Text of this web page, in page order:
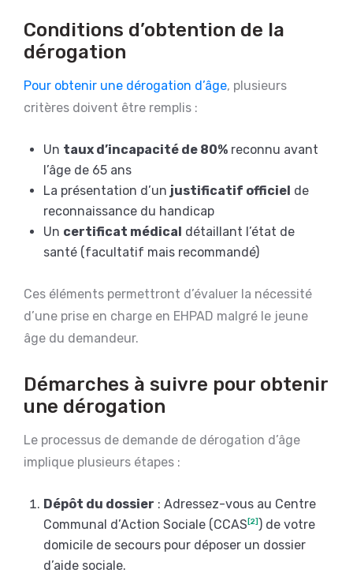
Conditions d’obtention de la
dérogation
Pour obtenir une dérogation d’âge, plusieurs
critères doivent être remplis :
Un taux d’incapacité de 80% reconnu avant
l’âge de 65 ans
La présentation d’un justificatif officiel de
reconnaissance du handicap
Un certificat médical détaillant l’état de
santé (facultatif mais recommandé)
Ces éléments permettront d’évaluer la nécessité
d’une prise en charge en EHPAD malgré le jeune
âge du demandeur.
Démarches à suivre pour obtenir
une dérogation
Le processus de demande de dérogation d’âge
implique plusieurs étapes :
Dépôt du dossier : Adressez-vous au Centre
Communal d’Action Sociale (CCAS [2] ) de votre
domicile de secours pour déposer un dossier
d’aide sociale.